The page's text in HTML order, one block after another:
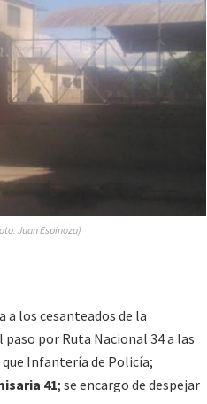
Juan Espinoza)
a los cesanteados de la
por Ruta Nacional 34 a las
que Infantería de Policía;
41; se encargo de despejar